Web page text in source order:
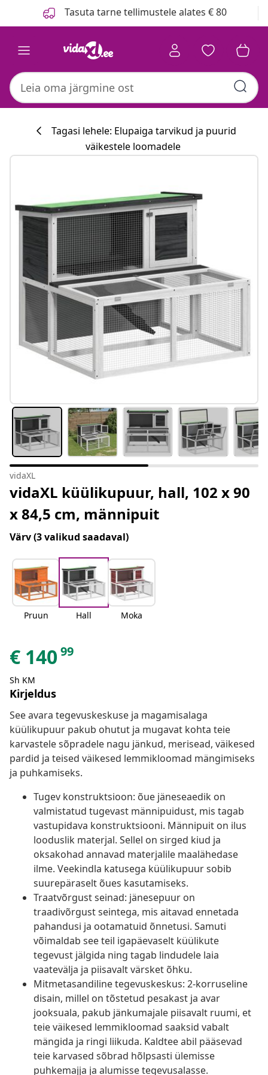
Tasuta tarne tellimustele alates € 80
#sharemevidaxl
Tagasi lehele: Elupaiga tarvikud ja puurid
väikestele loomadele
vidaXL
vidaXL küülikupuur, hall, 102 x 90
x 84,5 cm, männipuit
Värv(3 valikud saadaval)
Pruun Hall Moka
€ 14099
Sh KM
Kirjeldus
See avara tegevuskeskuse ja magamisalaga
küülikupuur pakub ohutut ja mugavat kohta teie
karvastele sõpradele nagu jänkud, merisead, väikesed
pardid ja teised väikesed lemmikloomad mängimiseks
ja puhkamiseks.
Tugev konstruktsioon: õue jäneseaedik on
valmistatud tugevast männipuidust, mis tagab
vastupidava konstruktsiooni. Männipuit on ilus
looduslik materjal. Sellel on sirged kiud ja
oksakohad annavad materjalile maalähedase
ilme. Veekindla katusega küülikupuur sobib
suurepäraselt õues kasutamiseks.
Traatvõrgust seinad: jänesepuur on
traadivõrgust seintega, mis aitavad ennetada
pahandusi ja ootamatuid õnnetusi. Samuti
võimaldab see teil igapäevaselt küülikute
tegevust jälgida ning tagab lindudele laia
vaatevälja ja piisavalt värsket õhku.
Mitmetasandiline tegevuskeskus: 2-korruseline
disain, millel on tõstetud pesakast ja avar
jooksuala, pakub jänkumajale piisavalt ruumi, et
teie väikesed lemmikloomad saaksid vabalt
mängida ja ringi liikuda. Kaldtee abil pääsevad
teie karvased sõbrad hõlpsasti ülemisse
puhkemajja ja alumisse tegevusalasse.